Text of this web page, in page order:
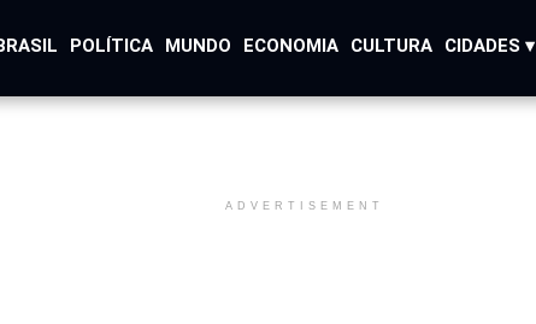
POLÍTICA MUNDO ECONOMIA CULTURA CIDADES ▾
ADVERTISEMENT